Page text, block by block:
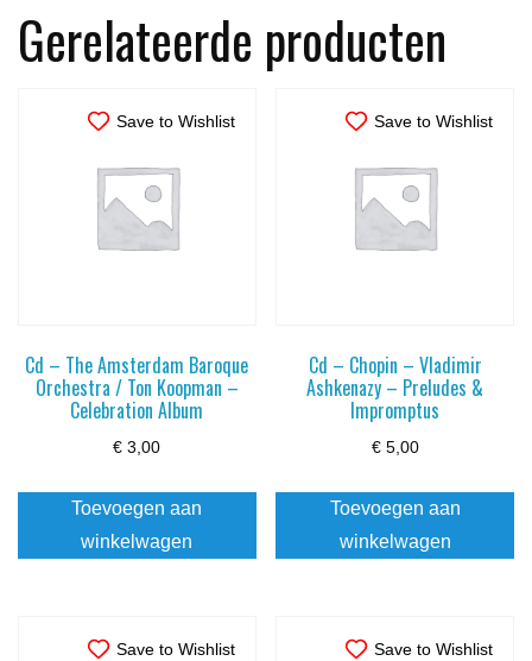
Gerelateerde producten
Save to Wishlist
Cd – The Amsterdam Baroque
Orchestra / Ton Koopman –
Celebration Album
€ 3,00
Toevoegen aan
winkelwagen
Save to Wishlist
Cd – Chopin – Vladimir
Ashkenazy – Preludes &
Impromptus
€5,00
Toevoegen aan
winkelwagen
Save to Wishlist Save to Wishlist